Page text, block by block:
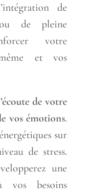
de
de pleine
votre
et vos
de votre
vos émotions.
sur
de stress.
une
besoins